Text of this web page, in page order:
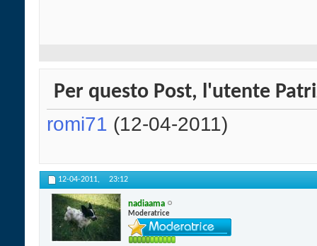
Per questo Post, l'utente
romi71 (12-04-2011)
12-04-2011, 23:12
nadiaama
Moderatrice